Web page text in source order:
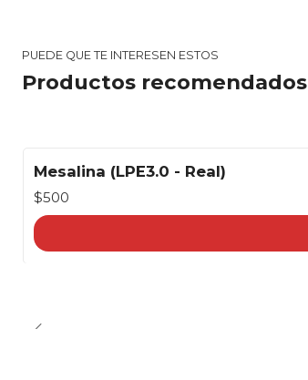
PUEDE QUE TE INTERESEN ESTOS
Productos recomendados
Mesalina (LPE3.0 - Real)
$500